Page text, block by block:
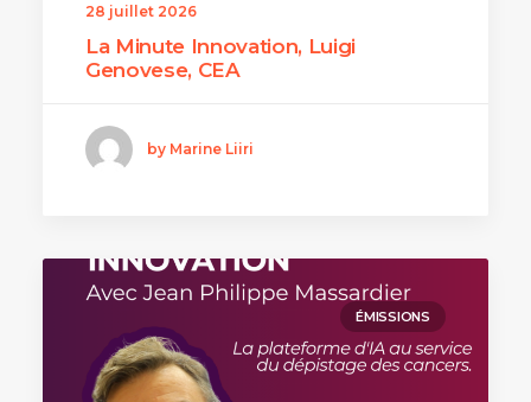
28 juillet 2026
La Minute Innovation, Luigi
Genovese, CEA
by Marine Liiri
ÉMISSIONS